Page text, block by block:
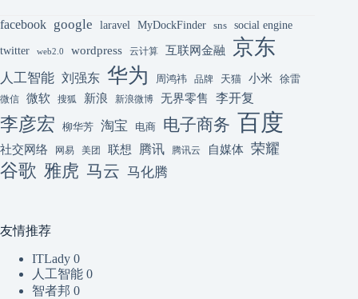
facebook google laravel MyDockFinder sns social engine
twitter web2.0 wordpress 云计算 互联网金融 京东
人工智能 刘强东 华为 周鸿祎 品牌 天猫 小米 徐雷
微信 微软 搜狐 新浪 新浪微博 无界零售 李开复
李彦宏 柳华芳 淘宝 电商 电子商务 百度
社交网络 网易 美团 联想 腾讯 腾讯云 自媒体 荣耀
谷歌 雅虎 马云 马化腾
友情推荐
ITLady 0
人工智能 0
智者邦 0